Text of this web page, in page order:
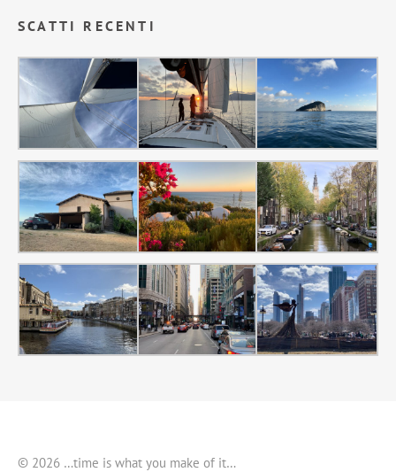
SCATTI RECENTI
© 2026 …time is what you make of it…